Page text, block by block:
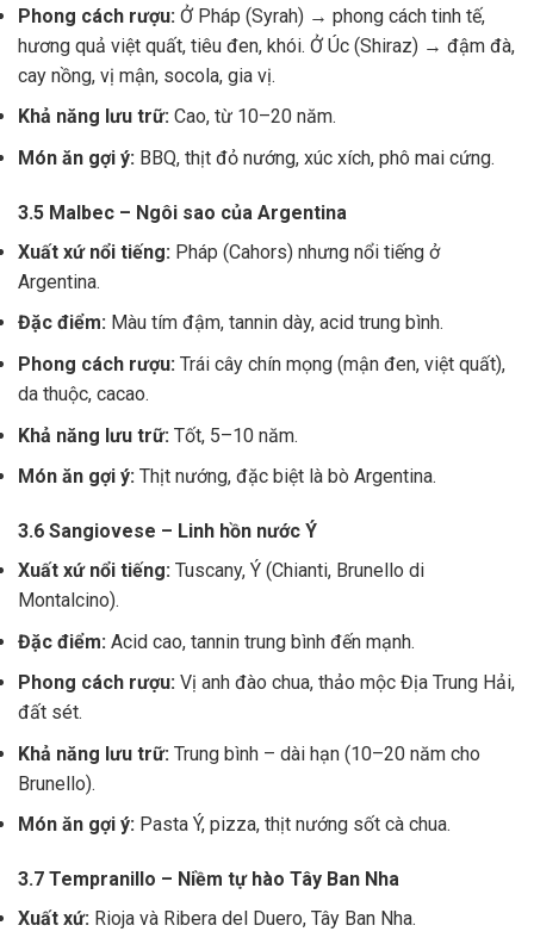
Phong cách rượu: Ở Pháp (Syrah) → phong cách tinh tế,
hương quả việt quất, tiêu đen, khói. Ở Úc (Shiraz) → đậm đà,
cay nồng, vị mận, socola, gia vị.
Khả năng lưu trữ: Cao, từ 10–20 năm.
Món ăn gợi ý: BBQ, thịt đỏ nướng, xúc xích, phô mai cứng.
3.5 Malbec – Ngôi sao của Argentina
Xuất xứ nổi tiếng: Pháp (Cahors) nhưng nổi tiếng ở
Argentina.
Đặc điểm: Màu tím đậm, tannin dày, acid trung bình.
Phong cách rượu: Trái cây chín mọng (mận đen, việt quất),
da thuộc, cacao.
Khả năng lưu trữ: Tốt, 5–10 năm.
Món ăn gợi ý: Thịt nướng, đặc biệt là bò Argentina.
3.6 Sangiovese – Linh hồn nước Ý
Xuất xứ nổi tiếng: Tuscany, Ý (Chianti, Brunello di
Montalcino).
Đặc điểm: Acid cao, tannin trung bình đến mạnh.
Phong cách rượu: Vị anh đào chua, thảo mộc Địa Trung Hải,
đất sét.
Khả năng lưu trữ: Trung bình – dài hạn (10–20 năm cho
Brunello).
Món ăn gợi ý: Pasta Ý, pizza, thịt nướng sốt cà chua.
3.7 Tempranillo – Niềm tự hào Tây Ban Nha
Xuất xứ: Rioja và Ribera del Duero, Tây Ban Nha.